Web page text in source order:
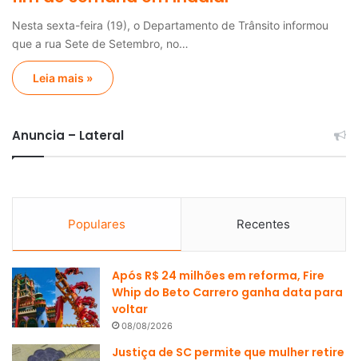
Nesta sexta-feira (19), o Departamento de Trânsito informou
que a rua Sete de Setembro, no…
Leia mais »
Anuncia – Lateral
Populares Recentes
Após R$ 24 milhões em reforma, Fire
Whip do Beto Carrero ganha data para
voltar
08/08/2026
Justiça de SC permite que mulher retire